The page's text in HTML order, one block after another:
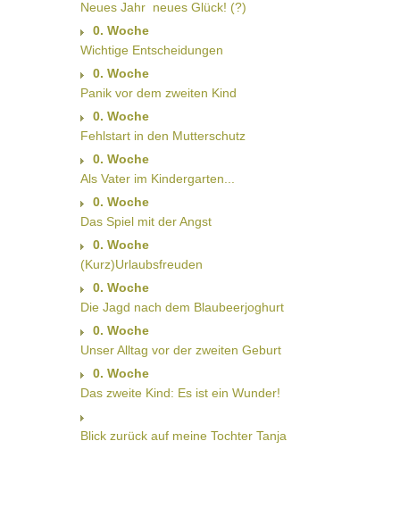
Neues Jahr  neues Glück! (?)
0. Woche
Wichtige Entscheidungen
0. Woche
Panik vor dem zweiten Kind
0. Woche
Fehlstart in den Mutterschutz
0. Woche
Als Vater im Kindergarten...
0. Woche
Das Spiel mit der Angst
0. Woche
(Kurz)Urlaubsfreuden
0. Woche
Die Jagd nach dem Blaubeerjoghurt
0. Woche
Unser Alltag vor der zweiten Geburt
0. Woche
Das zweite Kind: Es ist ein Wunder!
Blick zurück auf meine Tochter Tanja